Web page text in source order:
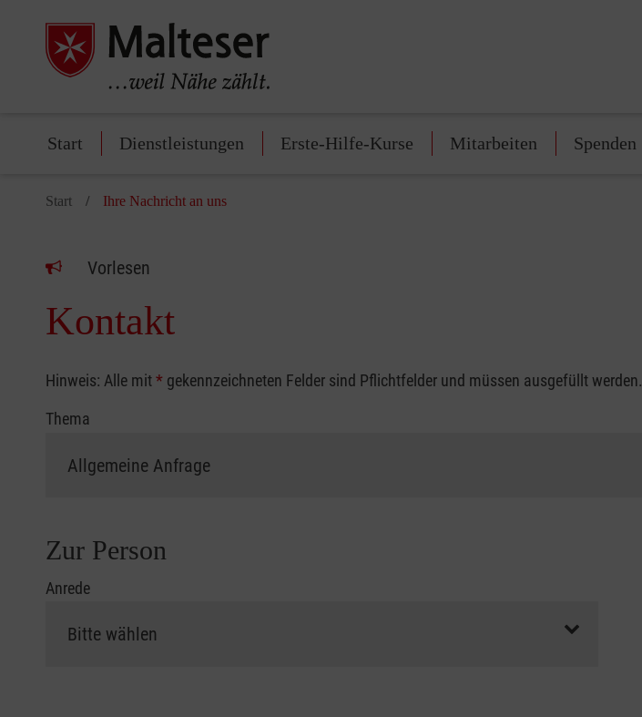
Start Dienstleistungen Erste-Hilfe-Kurse Mitarbeiten Spenden
Start Ihre Nachricht an uns
Vorlesen
Kontakt
Hinweis: Alle mit* gekennzeichneten Felder sind Pflichtfelder und müssen ausgefüllt werden.
Thema
Zur Person
Anrede